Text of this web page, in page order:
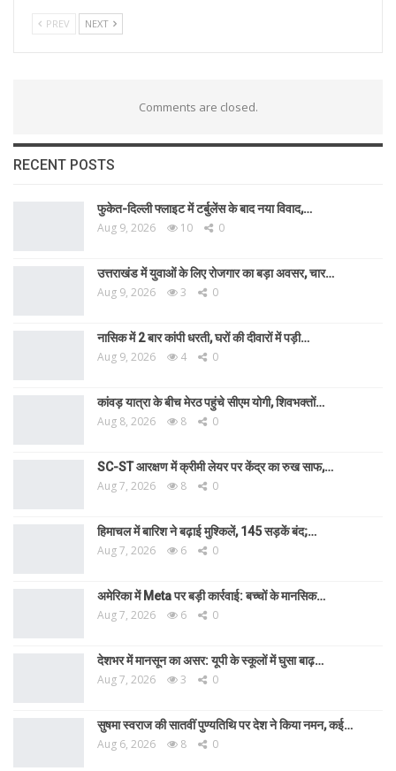
PREV NEXT
Comments are closed.
RECENT POSTS
फुकेत-दिल्ली फ्लाइट में टर्बुलेंस के बाद नया विवाद,…
Aug 9, 2026 10 0
उत्तराखंड में युवाओं के लिए रोजगार का बड़ा अवसर, चार…
Aug 9, 2026 3 0
नासिक में 2 बार कांपी धरती, घरों की दीवारों में पड़ी…
Aug 9, 2026 4 0
कांवड़ यात्रा के बीच मेरठ पहुंचे सीएम योगी, शिवभक्तों…
Aug 8, 2026 8 0
SC-ST आरक्षण में क्रीमी लेयर पर केंद्र का रुख साफ,…
Aug 7, 2026 8 0
हिमाचल में बारिश ने बढ़ाई मुश्किलें, 145 सड़कें बंद;…
Aug 7, 2026 6 0
अमेरिका में Meta पर बड़ी कार्रवाई: बच्चों के मानसिक…
Aug 7, 2026 6 0
देशभर में मानसून का असर: यूपी के स्कूलों में घुसा बाढ़…
Aug 7, 2026 3 0
सुषमा स्वराज की सातवीं पुण्यतिथि पर देश ने किया नमन, कई…
Aug 6, 2026 8 0